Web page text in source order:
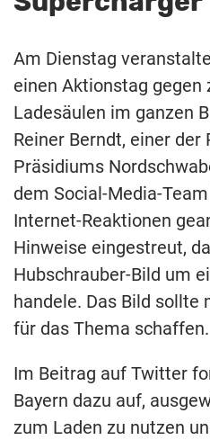
Am Dienstag
einen Aktionstag gegen
Ladesäulen im ganzen
Reiner Berndt, einer
Präsidiums
dem Social-Media-
Internet-Reaktionen
Hinweise eingestreut,
Hubschrauber-Bild um
handele. Das Bild
für das Thema schaffen.
Im Beitrag auf Twitter
Bayern dazu auf,
zum Laden zu nutzen